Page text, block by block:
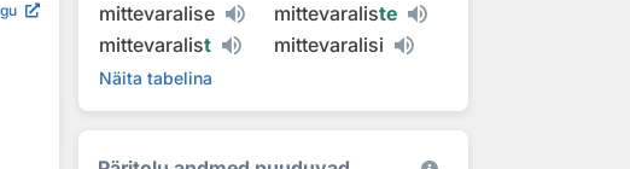
mittevaralise
mittevaraliste
mittevaralist mittevaralisi
Näita tabelina